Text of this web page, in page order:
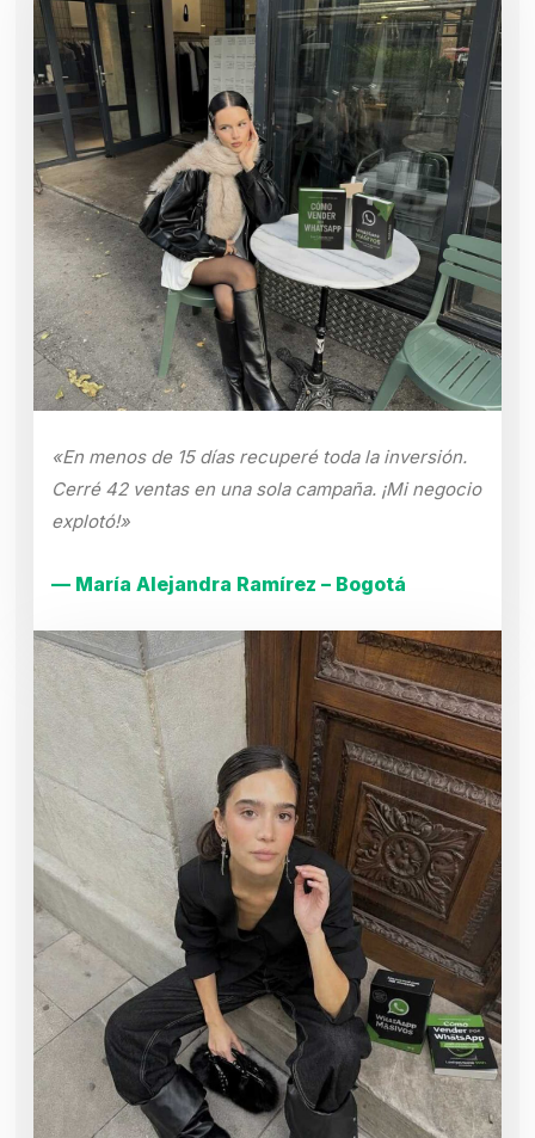
«En menos de 15 días recuperé toda la inversión.
Cerré 42 ventas en una sola campaña. ¡Mi negocio
explotó!»
— María Alejandra Ramírez – Bogotá